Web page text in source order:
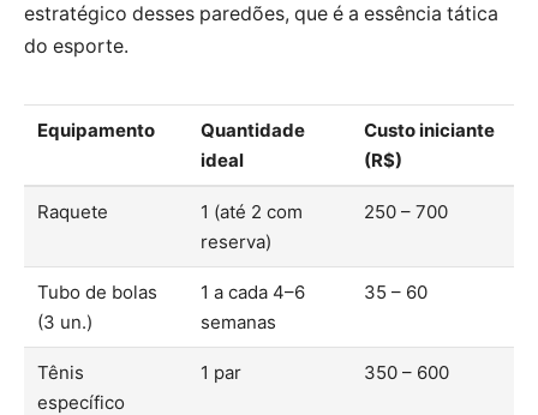
estratégico desses paredões, que é a essência tática
do esporte.
Equipamento
Quantidade
ideal
Custo iniciante
(R$)
Raquete
1 (até 2 com
reserva)
250 – 700
Tubo de bolas
(3 un.)
1 a cada 4–6
semanas
35 – 60
Tênis
específico
1 par 350 – 600